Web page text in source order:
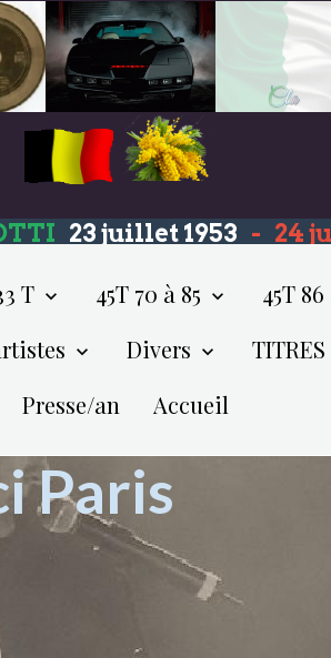
23 juillet 1953 - 24
T 45T 70 à 85 45T
Divers TITRES
Presse/an Accueil
Paris